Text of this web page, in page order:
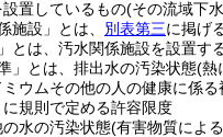
置しているもの(その流域下
施設」とは、 別表第三に掲げ
とは、汚水関係施設を設置す
」とは、排出水の汚染状態(熱
ウムその他の人の健康に係
規則で定める許容限度
水の汚染状態(有害物質によ